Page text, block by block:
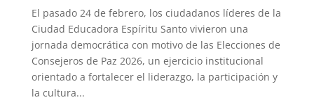
El pasado 24 de febrero, los ciudadanos líderes de la
Ciudad Educadora Espíritu Santo vivieron una
jornada democrática con motivo de las Elecciones de
Consejeros de Paz 2026, un ejercicio institucional
orientado a fortalecer el liderazgo, la participación y
la cultura...